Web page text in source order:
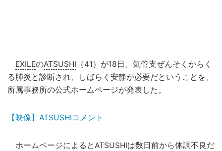
EXILEのATSUSHI （41）が18日、気管支ぜんそくからく
る肺炎と診断され、しばらく安静が必要だということを、
所属事務所の公式ホームページが発表した。
【映像】ATSUSHIコメント
ホームページによるとATSUSHIは数日前から体調不良だ